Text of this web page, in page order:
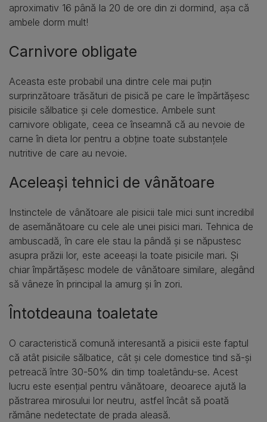
aproximativ 16 până la 20 de ore din zi dormind, așa că
ambele dorm mult!
Carnivore obligate
Aceasta este probabil una dintre cele mai puțin
surprinzătoare trăsături de pisică pe care le împărtășesc
pisicile sălbatice și cele domestice. Ambele sunt
carnivore obligate, ceea ce înseamnă că au nevoie de
carne în dieta lor pentru a obține toate substanțele
nutritive de care au nevoie.
Aceleași tehnici de vânătoare
Instinctele de vânătoare ale pisicii tale mici sunt incredibil
de asemănătoare cu cele ale unei pisici mari. Tehnica de
ambuscadă, în care ele stau la pândă și se năpustesc
asupra prăzii lor, este aceeași la toate pisicile mari. Și
chiar împărtășesc modele de vânătoare similare, alegând
să vâneze în principal la amurg și în zori.
Întotdeauna toaletate
O caracteristică comună interesantă a pisicii este faptul
că atât pisicile sălbatice, cât și cele domestice tind să-și
petreacă între 30-50% din timp toaletându-se. Acest
lucru este esențial pentru vânătoare, deoarece ajută la
păstrarea mirosului lor neutru, astfel încât să poată
rămâne nedetectate de prada aleasă.